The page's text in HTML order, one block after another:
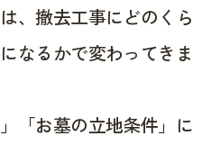
、撤去工事にどのくら
なるかで変わってきま
「お墓の立地条件」に